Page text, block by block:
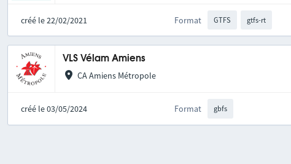
créé le 22/02/2021 Format GTFS gtfs-rt
VLS Vélam Amiens
CA Amiens Métropole
créé le 03/05/2024 Format gbfs